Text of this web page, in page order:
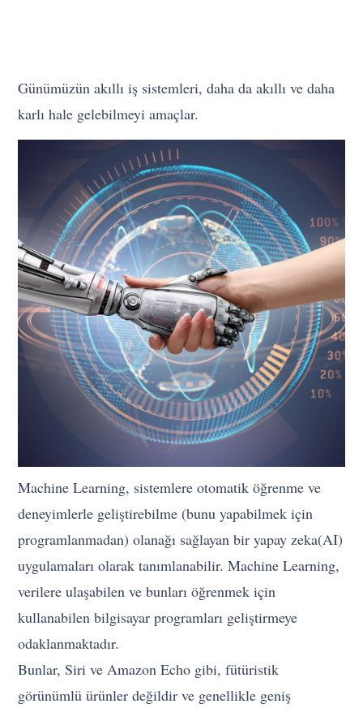
Günümüzün akıllı iş sistemleri, daha da akıllı ve daha
karlı hale gelebilmeyi amaçlar.
Machine Learning, sistemlere otomatik öğrenme ve
deneyimlerle geliştirebilme (bunu yapabilmek için
programlanmadan) olanağı sağlayan bir yapay zeka(AI)
uygulamaları olarak tanımlanabilir. Machine Learning,
verilere ulaşabilen ve bunları öğrenmek için
kullanabilen bilgisayar programları geliştirmeye
odaklanmaktadır.
Bunlar, Siri ve Amazon Echo gibi, fütüristik
görünümlü ürünler değildir ve genellikle geniş